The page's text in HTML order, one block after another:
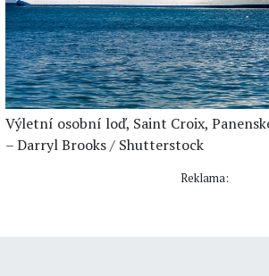
Výletní osobní loď, Saint Croix,
– Darryl Brooks / Shutterstock
Reklama: